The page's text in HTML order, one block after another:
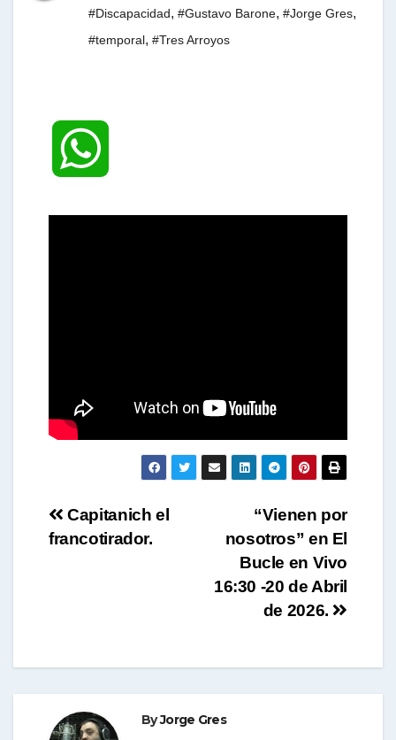
#Discapacidad, #Gustavo Barone, #Jorge Gres,
#temporal, #Tres Arroyos
p
Navegación
“Vienen por
nosotros” en El
Bucle en Vivo
16:30 -20 de Abril
de 2026.
Capitanich el
francotirador.
ByJorge Gres